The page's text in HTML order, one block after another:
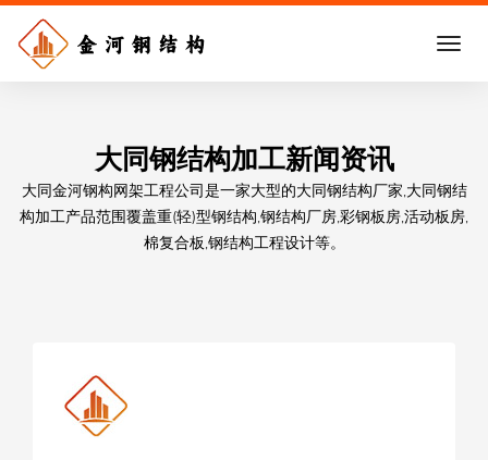
大同钢结构加工新闻资讯
大同金河钢构网架工程公司是一家大型的大同钢结构厂家,大同钢结
构加工产品范围覆盖重(轻)型钢结构,钢结构厂房,彩钢板房,活动板房,
棉复合板,钢结构工程设计等。